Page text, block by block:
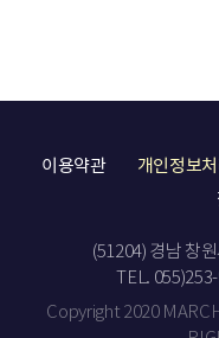
이용약관 개인정보
(51204) 경남 창
TEL.
Copyright 2020